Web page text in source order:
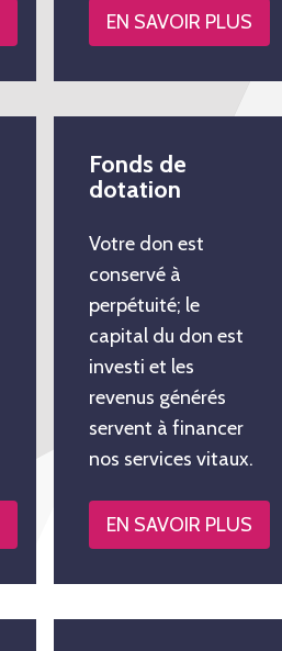
EN SAVOIR PLUS
Fonds de
dotation
Votre don est
conservé à
perpétuité; le
capital du don est
investi et les
revenus générés
servent à financer
nos services vitaux.
EN SAVOIR PLUS